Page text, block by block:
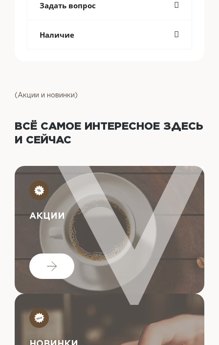
Задать вопрос
Наличие
(Акции и новинки)
ВСЁ САМОЕ ИНТЕРЕСНОЕ ЗДЕСЬ
И СЕЙЧАС
АКЦИИ